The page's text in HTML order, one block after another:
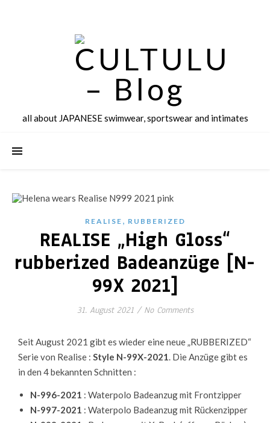
all about JAPANESE swimwear, sportswear and intimates
REALISE , RUBBERIZED
REALISE „High Gloss“
rubberized Badeanzüge [N-
99X 2021]
31. August 2021 / No Comments
Seit August 2021 gibt es wieder eine neue „RUBBERIZED“
Serie von Realise : Style N-99X-2021. Die Anzüge gibt es
in den 4 bekannten Schnitten :
N-996-2021 : Waterpolo Badeanzug mit Frontzipper
N-997-2021 : Waterpolo Badeanzug mit Rückenzipper